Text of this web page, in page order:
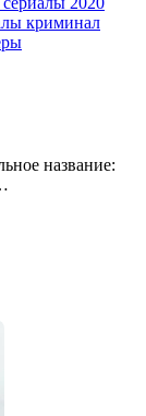
криминал